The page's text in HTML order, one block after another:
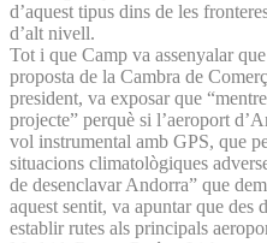
d’aquest tipus dins de les
d’alt nivell.
Tot i que Camp va assenyalar
proposta de la Cambra de
president, va exposar que
projecte” perquè si l’aeroport
vol instrumental amb GPS, que
situacions climatològiques
de desenclavar Andorra” que
aquest sentit, va apuntar que des
establir rutes als principals